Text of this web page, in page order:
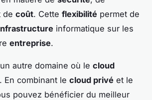
de coût. Cette flexibilité permet de
informatique sur les
entreprise.
autre domaine où le cloud
En combinant le cloud privé et le
pouvez bénéficier du meilleur